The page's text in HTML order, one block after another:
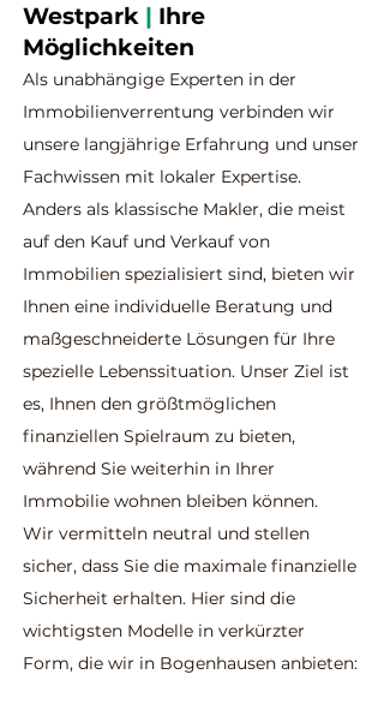
Westpark | Ihre
Möglichkeiten
Als unabhängige Experten in der
Immobilienverrentung verbinden wir
unsere langjährige Erfahrung und unser
Fachwissen mit lokaler Expertise.
Anders als klassische Makler, die meist
auf den Kauf und Verkauf von
Immobilien spezialisiert sind, bieten wir
Ihnen eine individuelle Beratung und
maßgeschneiderte Lösungen für Ihre
spezielle Lebenssituation. Unser Ziel ist
es, Ihnen den größtmöglichen
finanziellen Spielraum zu bieten,
während Sie weiterhin in Ihrer
Immobilie wohnen bleiben können.
Wir vermitteln neutral und stellen
sicher, dass Sie die maximale finanzielle
Sicherheit erhalten. Hier sind die
wichtigsten Modelle in verkürzter
Form, die wir in Bogenhausen anbieten: